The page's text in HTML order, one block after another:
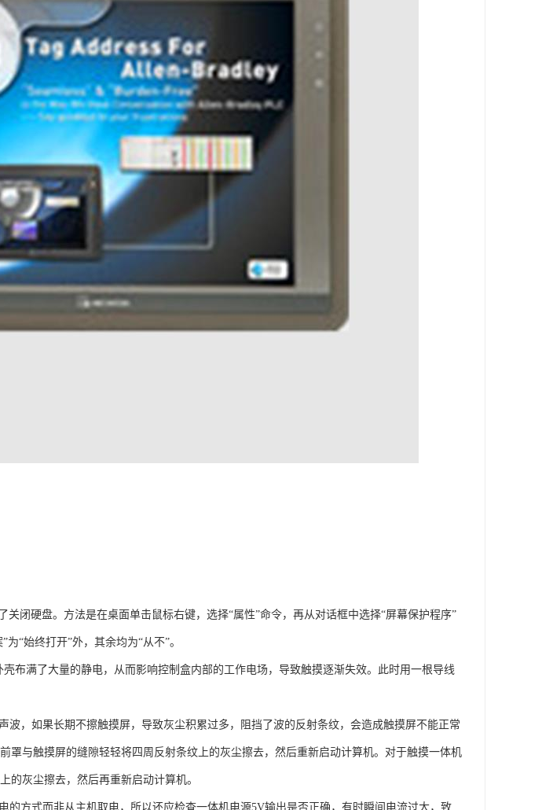
关闭硬盘。方法是在桌面单击鼠标右键，选择“属性”命令，再从对话框中选择“屏幕保护程序”
“始终打开”外，其余均为“从不”。
布满了大量的静电，从而影响控制盒内部的工作电场，导致触摸逐渐失效。此时用一根导线
波，如果长期不擦触摸屏，导致灰尘积累过多，阻挡了波的反射条纹，会造成触摸屏不能正常
罩与触摸屏的缝隙轻轻将四周反射条纹上的灰尘擦去，然后重新启动计算机。对于触摸一体机
的灰尘擦去，然后再重新启动计算机。
的方式而非从主机取电，所以还应检查一体机电源5V输出是否正确，有时瞬间电流过大，致